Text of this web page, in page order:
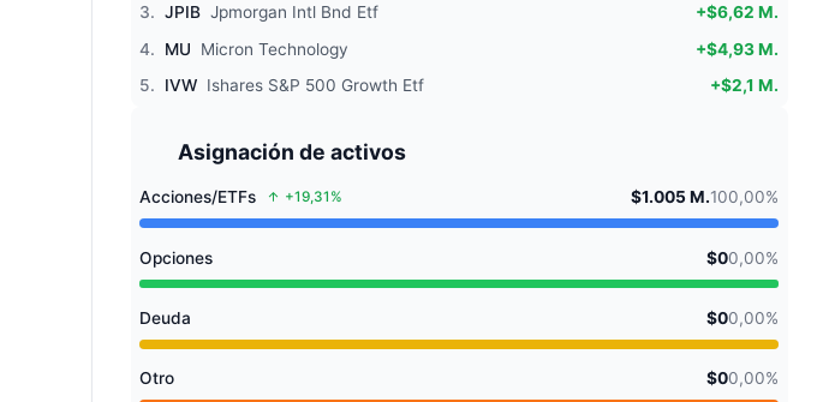
3. JPIB Jpmorgan Intl Bnd Etf
+$6,62 M.
4.
MU Micron Technology
+$4,93 M.
5.
IVW Ishares S&P 500 Growth Etf +$2,1 M.
Asignación de activos
Acciones/ETFs +19,31% $1.005 M.100,00%
Opciones $00,00%
Deuda $00,00%
Otro $00,00%